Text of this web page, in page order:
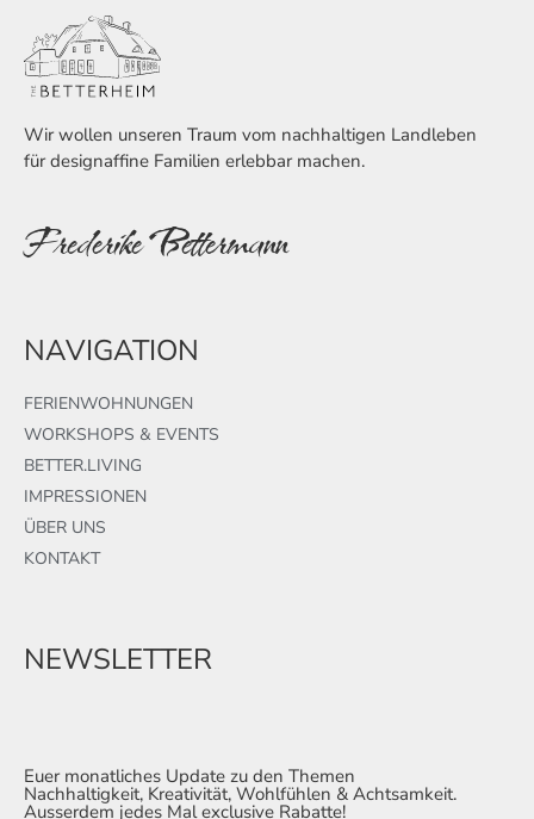
Wir wollen unseren Traum vom nachhaltigen Landleben
für designaffine Familien erlebbar machen.
Frederike Bettermann
NAVIGATION
FERIENWOHNUNGEN
WORKSHOPS & EVENTS
BETTER.LIVING
IMPRESSIONEN
ÜBER UNS
KONTAKT
NEWSLETTER
Euer monatliches Update zu den Themen
Nachhaltigkeit, Kreativität, Wohlfühlen & Achtsamkeit.
Ausserdem jedes Mal exclusive Rabatte!